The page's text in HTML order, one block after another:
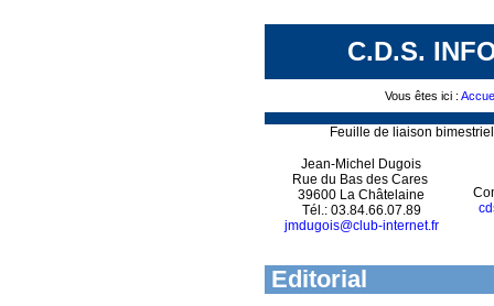
C.D.S.
Vous êtes ici :
Feuille de liaison
Jean-Michel Dugois
Rue du Bas des Cares
39600 La Châtelaine
Tél.: 03.84.66.07.89
jmdugois@club-internet.fr
Editorial